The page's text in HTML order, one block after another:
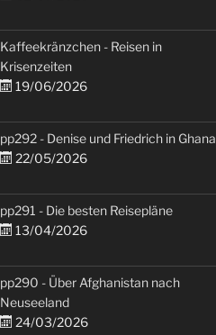
Kaffeekränzchen - Reisen in
Krisenzeiten
19/06/2026
pp292 - Denise und Friedrich in Ghana
22/05/2026
pp291 - Die besten Reisepläne
13/04/2026
pp290 - Über Afghanistan nach
Neuseeland
24/03/2026